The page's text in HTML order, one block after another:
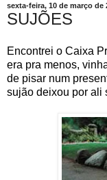
sexta-feira, 10 de março de
SUJÕES
Encontrei o Caixa
era pra menos,
de pisar num
sujão deixou por ali